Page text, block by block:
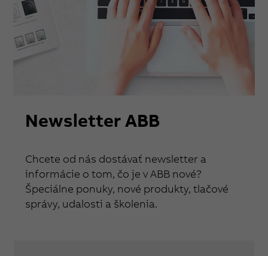
Newsletter ABB
Chcete od nás dostávať newsletter a
informácie o tom, čo je v ABB nové?
Špeciálne ponuky, nové produkty, tlačové
správy, udalosti a školenia.